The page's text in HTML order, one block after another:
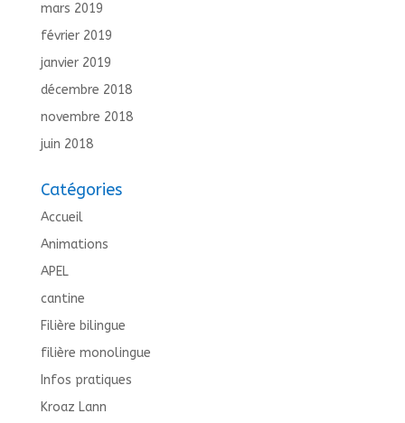
mars 2019
février 2019
janvier 2019
décembre 2018
novembre 2018
juin 2018
Catégories
Accueil
Animations
APEL
cantine
Filière bilingue
filière monolingue
Infos pratiques
Kroaz Lann